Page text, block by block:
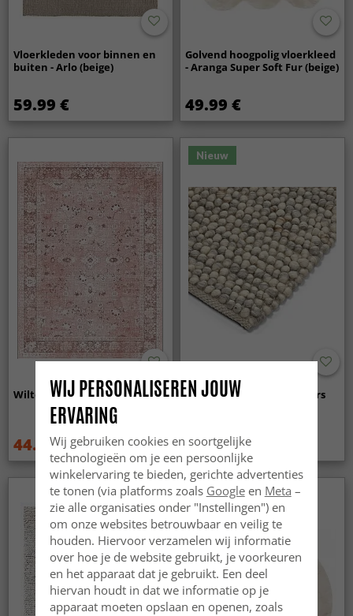
Vloerkleden voor binnen en
buiten - Arlo (beige)
59.99 €
Golvend hoogpolig vloerkleed
- Aranga Super Soft Fur (beige)
49.99 €
Wilton - Gombalia (roze)
44.99 € 59.99 €
Nieuw
Wollen-vloerkleed - Avafors
95.99 €
WIJ PERSONALISEREN JOUW
ERVARING
Wij gebruiken cookies en soortgelijke
technologieën om je een persoonlijke
winkelervaring te bieden, gerichte advertenties
te tonen (via platforms zoals Googleen Meta –
zie alle organisaties onder "Instellingen") en
om onze websites betrouwbaar en veilig te
houden. Hiervoor verzamelen wij informatie
over hoe je de website gebruikt, je voorkeuren
en het apparaat dat je gebruikt. Een deel
hiervan houdt in dat we informatie op je
apparaat moeten opslaan en openen, zoals